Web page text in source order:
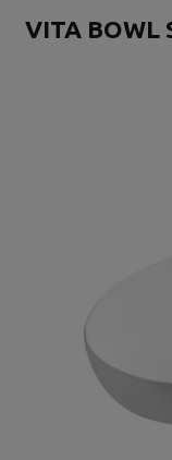
VITA BOWL